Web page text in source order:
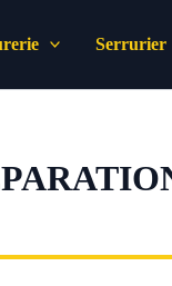
Serrurier